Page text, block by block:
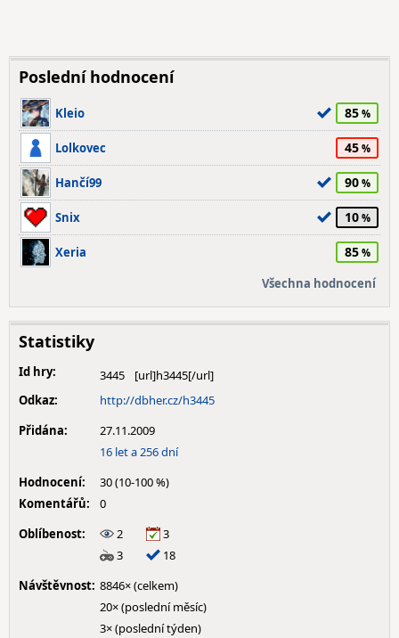
Poslední hodnocení
Kleio 85
Lolkovec 45
Hančí99 90
Snix 10
Xeria 85
Všechna hodnocení
Statistiky
Id hry:
3445
Odkaz:
http://dbher.cz/h3445
Přidána:
27.11.2009
16 let a 256 dní
Hodnocení:
30 (10-100 %)
Komentářů:
0
Oblíbenost:
2
3
3
18
Návštěvnost: 8846× (celkem)
20× (poslední měsíc)
3× (poslední týden)